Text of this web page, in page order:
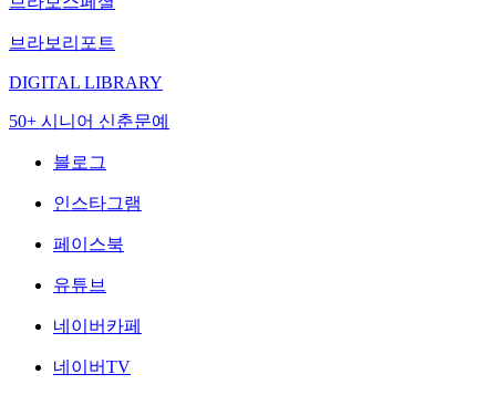
브라보리포트
DIGITAL LIBRARY
50+ 시니어 신춘문예
블로그
인스타그램
페이스북
유튜브
네이버카페
네이버TV